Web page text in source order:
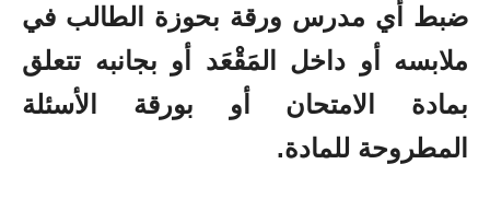
ضبط أي مدرس ورقة بحوزة الطالب في
ملابسه أو داخل المَقْعَد أو بجانبه تتعلق
بمادة الامتحان أو بورقة الأسئلة
المطروحة للمادة.